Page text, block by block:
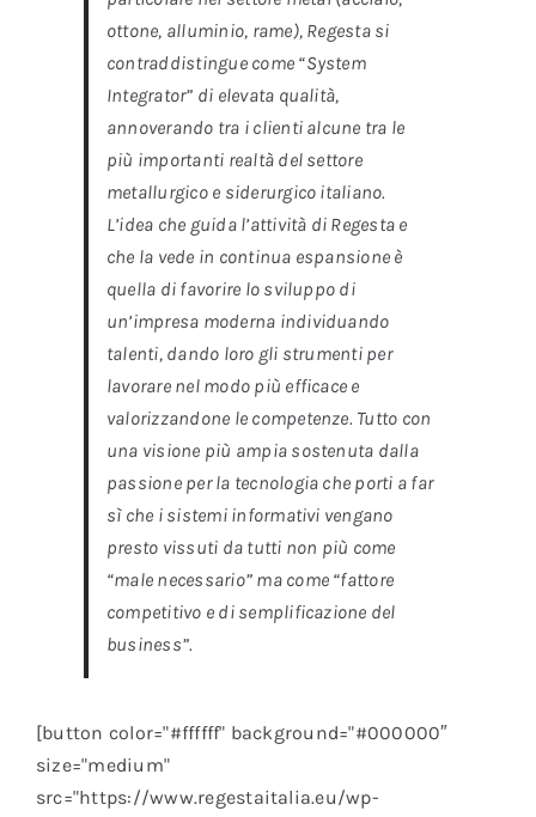
ottone, alluminio, rame), Regesta si
contraddistingue come “System
Integrator” di elevata qualità,
annoverando tra i clienti alcune tra le
più importanti realtà del settore
metallurgico e siderurgico italiano.
L’idea che guida l’attività di Regesta e
che la vede in continua espansione è
quella di favorire lo sviluppo di
un’impresa moderna individuando
talenti, dando loro gli strumenti per
lavorare nel modo più efficace e
valorizzandone le competenze. Tutto con
una visione più ampia sostenuta dalla
passione per la tecnologia che porti a far
sì che i sistemi informativi vengano
presto vissuti da tutti non più come
“male necessario” ma come “fattore
competitivo e di semplificazione del
business”.
[button color="#ffffff" background="#000000″
size="medium"
src="https://www.regestaitalia.eu/wp-